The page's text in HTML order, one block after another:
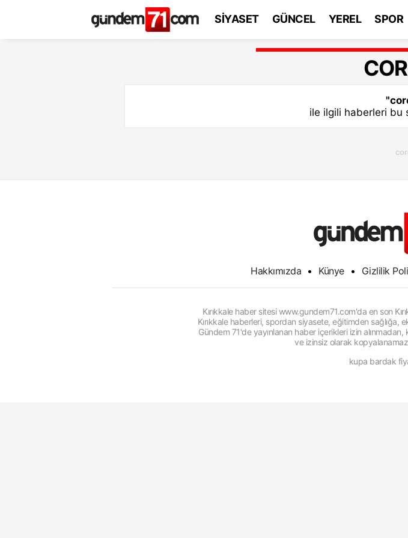
SİYASET GÜNCEL YEREL SPOR
ile ilgili haberleri bu
Hakkımızda • Künye • Gizlilik
Kırıkkale haber sitesi www.gundem71.com'da en son
Kırıkkale haberleri, spordan siyasete, eğitimden
Gündem 71'de yayınlanan haber içerikleri izin
ve izinsiz olarak
kupa bardak